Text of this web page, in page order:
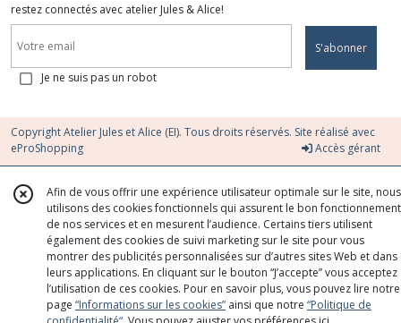
restez connectés avec atelier Jules & Alice!
S'abonner
Je ne suis pas un robot
Copyright Atelier Jules et Alice (EI). Tous droits réservés. Site réalisé avec
eProShopping
Accès gérant
Afin de vous offrir une expérience utilisateur optimale sur le site, nous
utilisons des cookies fonctionnels qui assurent le bon fonctionnement
de nos services et en mesurent l’audience. Certains tiers utilisent
également des cookies de suivi marketing sur le site pour vous
montrer des publicités personnalisées sur d’autres sites Web et dans
leurs applications. En cliquant sur le bouton “J’accepte” vous acceptez
l’utilisation de ces cookies. Pour en savoir plus, vous pouvez lire notre
page “Informations sur les cookies” ainsi que notre “Politique de